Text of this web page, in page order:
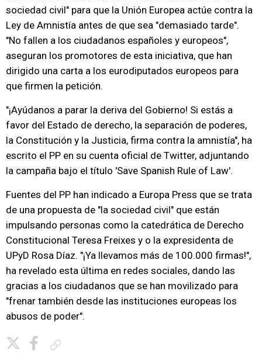
sociedad civil" para que la Unión Europea actúe contra la
Ley de Amnistía antes de que sea "demasiado tarde".
"No fallen a los ciudadanos españoles y europeos",
aseguran los promotores de esta iniciativa, que han
dirigido una carta a los eurodiputados europeos para
que firmen la petición.
"¡Ayúdanos a parar la deriva del Gobierno! Si estás a
favor del Estado de derecho, la separación de poderes,
la Constitución y la Justicia, firma contra la amnistía", ha
escrito el PP en su cuenta oficial de Twitter, adjuntando
la campaña bajo el título 'Save Spanish Rule of Law'.
Fuentes del PP han indicado a Europa Press que se trata
de una propuesta de "la sociedad civil" que están
impulsando personas como la catedrática de Derecho
Constitucional Teresa Freixes y o la expresidenta de
UPyD Rosa Díaz. "¡Ya llevamos más de 100.000 firmas!",
ha revelado esta última en redes sociales, dando las
gracias a los ciudadanos que se han movilizado para
"frenar también desde las instituciones europeas los
abusos de poder".